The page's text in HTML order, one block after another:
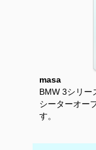
masa
BMW 3シリー
シーターオー
す。